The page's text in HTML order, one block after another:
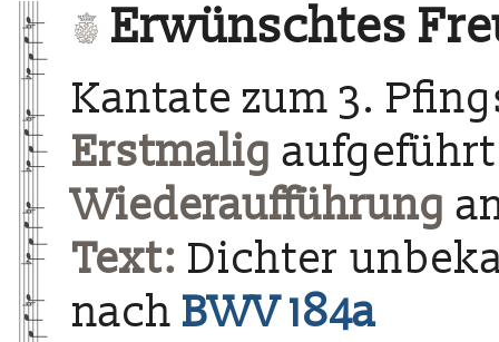
Erwünschtes
Kantate zum 3.
Erstmalig aufgeführt
Wiederaufführung
Text: Dichter
nach BWV 184a